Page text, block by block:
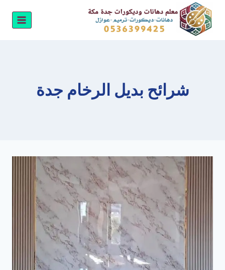
التجاوز
المحتوى
شرائح بديل الرخام جدة